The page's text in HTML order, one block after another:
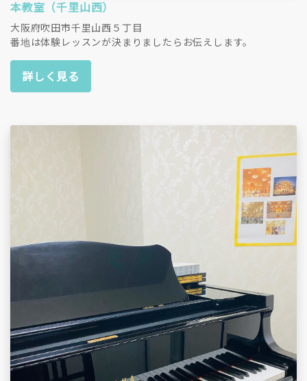
本教室（千里山西）
大阪府吹田市千里山西５丁目
番地は体験レッスンが決まりましたらお伝えします。
詳しく見る